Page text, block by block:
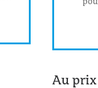
Au